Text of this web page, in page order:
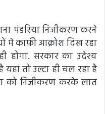
पंडरिया निजीकरण करने
मे काफ़ी आक्रोश दिख रहा
होगा. सरकार का उदेश्य
तो उल्टा ही चल रहा है
को निजीकरण करके लात